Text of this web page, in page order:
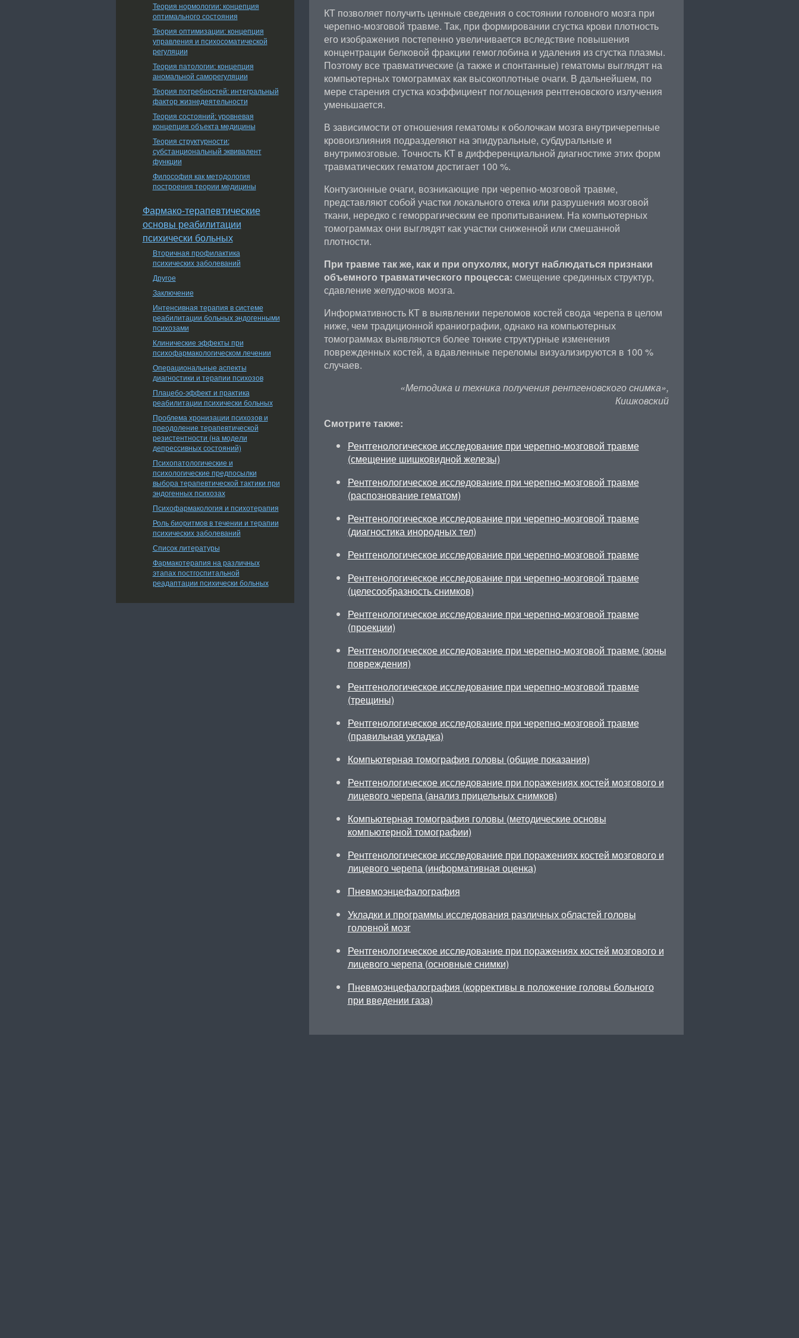
КТ позволяет получить ценные сведения о состоянии головного мозга при
черепно-мозговой травме. Так, при формировании сгустка крови плотность
его изображения постепенно увеличивается вследствие повышения
концентрации белковой фракции гемоглобина и удаления из сгустка плазмы.
Поэтому все травматические (а также и спонтанные) гематомы выглядят на
компьютерных томограммах как высокоплотные очаги. В дальнейшем, по
мере старения сгустка коэффициент поглощения рентгеновского излучения
уменьшается.
В зависимости от отношения гематомы к оболочкам мозга внутричерепные
кровоизлияния подразделяют на эпидуральные, субдуральные и
внутримозговые. Точность КТ в дифференциальной диагностике этих форм
травматических гематом достигает 100 %.
Контузионные очаги, возникающие при черепно-мозговой травме,
представляют собой участки локального отека или разрушения мозговой
ткани, нередко с геморрагическим ее пропитыванием. На компьютерных
томограммах они выглядят как участки сниженной или смешанной
плотности.
При травме так же, как и при опухолях, могут наблюдаться признаки
объемного травматического процесса: смещение срединных структур,
сдавление желудочков мозга.
Информативность КТ в выявлении переломов костей свода черепа в целом
ниже, чем традиционной краниографии, однако на компьютерных
томограммах выявляются более тонкие структурные изменения
поврежденных костей, а вдавленные переломы визуализируются в 100 %
случаев.
«Методика и техника получения рентгеновского снимка»,
Кишковский
Смотрите также:
Рентгенологическое исследование при черепно-мозговой травме
(смещение шишковидной железы)
Рентгенологическое исследование при черепно-мозговой травме
(распознование гематом)
Рентгенологическое исследование при черепно-мозговой травме
(диагностика инородных тел)
Рентгенологическое исследование при черепно-мозговой травме
Рентгенологическое исследование при черепно-мозговой травме
(целесообразность снимков)
Рентгенологическое исследование при черепно-мозговой травме
(проекции)
Рентгенологическое исследование при черепно-мозговой травме (зоны
повреждения)
Рентгенологическое исследование при черепно-мозговой травме
(трещины)
Рентгенологическое исследование при черепно-мозговой травме
(правильная укладка)
Компьютерная томография головы (общие показания)
Рентгенологическое исследование при поражениях костей мозгового и
лицевого черепа (анализ прицельных снимков)
Компьютерная томография головы (методические основы
компьютерной томографии)
Рентгенологическое исследование при поражениях костей мозгового и
лицевого черепа (информативная оценка)
Пневмоэнцефалография
Укладки и программы исследования различных областей головы
головной мозг
Рентгенологическое исследование при поражениях костей мозгового и
лицевого черепа (основные снимки)
Пневмоэнцефалография (коррективы в положение головы больного
при введении газа)
Теория нормологии: концепция
оптимального состояния
Теория оптимизации: концепция
управления и психосоматической
регуляции
Теория патологии: концепция
аномальной саморегуляции
Теория потребностей: интегральный
фактор жизнедеятельности
Теория состояний: уровневая
концепция объекта медицины
Теория структурности:
субстанциональный эквивалент
функции
Философия как методология
построения теории медицины
Фармако-терапевтические
основы реабилитации
психически больных
Вторичная профилактика
психических заболеваний
Другое
Заключение
Интенсивная терапия в системе
реабилитации больных эндогенными
психозами
Клинические эффекты при
психофармакологическом лечении
Операциональные аспекты
диагностики и терапии психозов
Плацебо-эффект и практика
реабилитации психически больных
Проблема хронизации психозов и
преодоление терапевтической
резистентности (на модели
депрессивных состояний)
Психопатологические и
психологические предпосылки
выбора терапевтической тактики при
эндогенных психозах
Психофармакология и психотерапия
Роль биоритмов в течении и терапии
психических заболеваний
Список литературы
Фармакотерапия на различных
этапах постгоспитальной
реадаптации психически больных